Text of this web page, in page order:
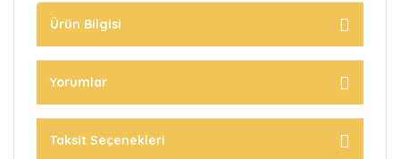
Ürün Bilgisi
Yorumlar
Taksit Seçenekleri